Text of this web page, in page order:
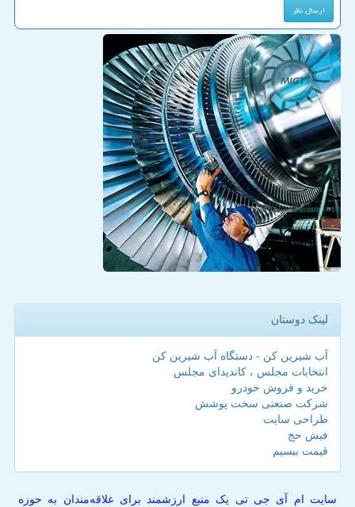
لینک دوستان
آب شیرین کن - دستگاه آب شیرین کن
انتخابات مجلس ، کاندیدای مجلس
خرید و فروش خودرو
شرکت صنعتی سخت پوشش
طراحی سایت
فیش حج
قیمت بیسیم
سایت ام آی جی تی یک منبع ارزشمند برای علاقه‌مندان به حوزه